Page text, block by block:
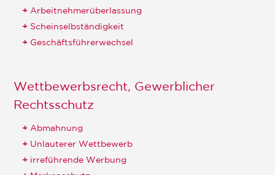
Arbeitnehmerüberlassung
Scheinselbständigkeit
Geschäftsführerwechsel
Wettbewerbsrecht, Gewerblicher
Rechtsschutz
Abmahnung
Unlauterer Wettbewerb
irreführende Werbung